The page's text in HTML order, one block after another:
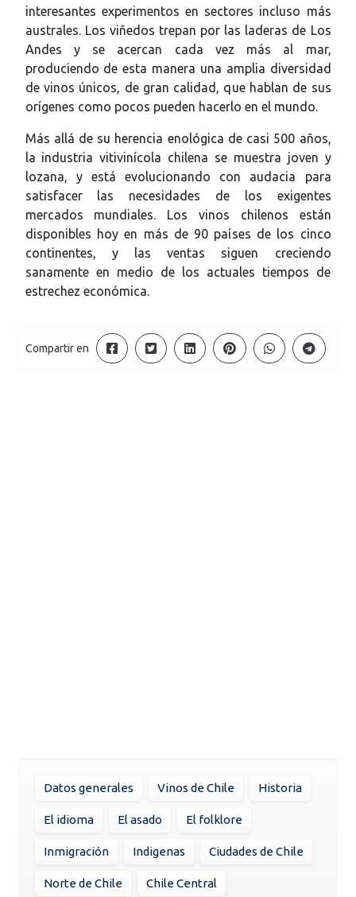
interesantes experimentos en sectores incluso más
australes. Los viñedos trepan por las laderas de Los
Andes y se acercan cada vez más al mar,
produciendo de esta manera una amplia diversidad
de vinos únicos, de gran calidad, que hablan de sus
orígenes como pocos pueden hacerlo en el mundo.
Más allá de su herencia enológica de casi 500 años,
la industria vitivinícola chilena se muestra joven y
lozana, y está evolucionando con audacia para
satisfacer las necesidades de los exigentes
mercados mundiales. Los vinos chilenos están
disponibles hoy en más de 90 países de los cinco
continentes, y las ventas siguen creciendo
sanamente en medio de los actuales tiempos de
estrechez económica.
Compartir en
Datos generales Vinos de Chile Historia
El idioma El asado El folklore
Inmigración Indigenas Ciudades de Chile
Norte de Chile Chile Central